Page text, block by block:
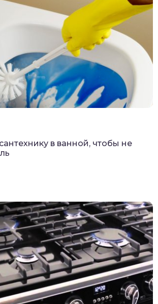
в ванной, чтобы не